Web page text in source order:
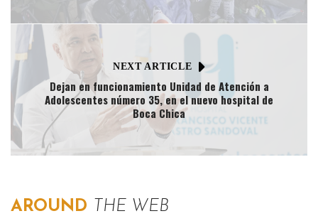
NEXT ARTICLE
Dejan en funcionamiento Unidad de Atención a
Adolescentes número 35, en el nuevo hospital de
Boca Chica
AROUND THE WEB